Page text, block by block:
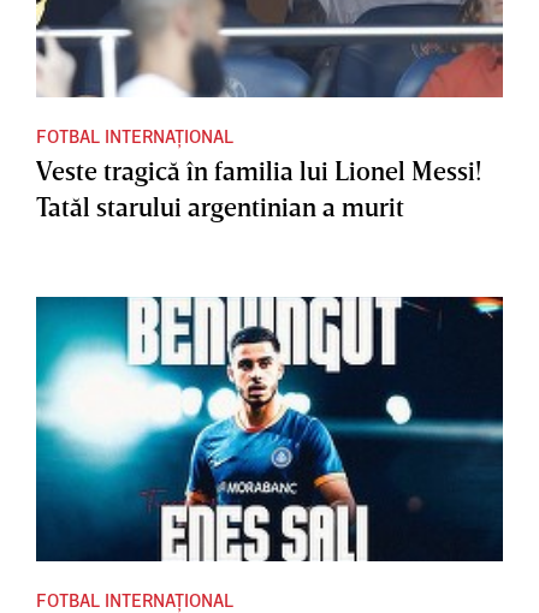
FOTBAL INTERNAȚIONAL
Veste tragică în familia lui Lionel Messi!
Tatăl starului argentinian a murit
FOTBAL INTERNAȚIONAL